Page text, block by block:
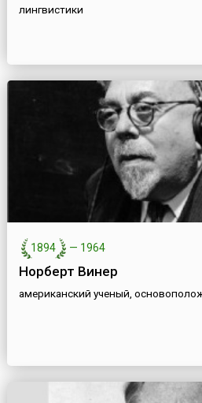
лингвистики
1894 — 1964
Норберт Винер
американский ученый,